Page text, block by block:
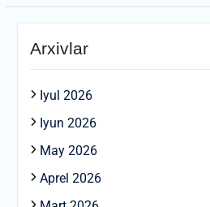
Arxivlar
Iyul 2026
Iyun 2026
May 2026
Aprel 2026